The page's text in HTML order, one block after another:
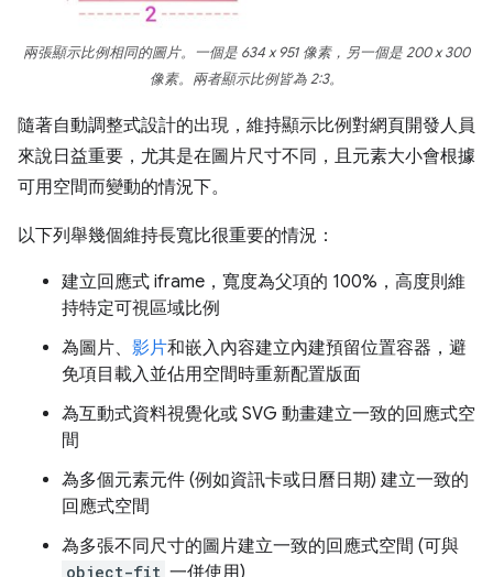
兩張顯示比例相同的圖片。一個是 634 x 951 像素，另一個是 200 x 300
像素。兩者顯示比例皆為 2:3。
隨著自動調整式設計的出現，維持顯示比例對網頁開發人員
來說日益重要，尤其是在圖片尺寸不同，且元素大小會根據
可用空間而變動的情況下。
以下列舉幾個維持長寬比很重要的情況：
建立回應式 iframe，寬度為父項的 100%，高度則維
持特定可視區域比例
為圖片、 影片和嵌入內容建立內建預留位置容器，避
免項目載入並佔用空間時重新配置版面
為互動式資料視覺化或 SVG 動畫建立一致的回應式空
間
為多個元素元件 (例如資訊卡或日曆日期) 建立一致的
回應式空間
為多張不同尺寸的圖片建立一致的回應式空間 (可與
object-fit 一併使用)